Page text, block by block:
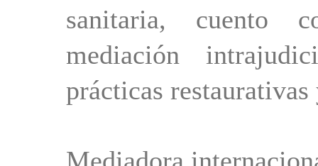
sanitaria, cuento
mediación
prácticas